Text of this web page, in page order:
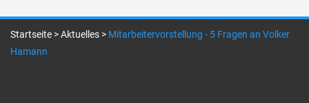
Startseite >Aktuelles > Mitarbeitervorstellung - 5 Fragen an Volker
Hamann